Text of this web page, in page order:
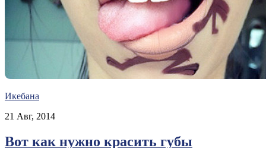
Икебана
21 Авг, 2014
Вот как нужно красить губы